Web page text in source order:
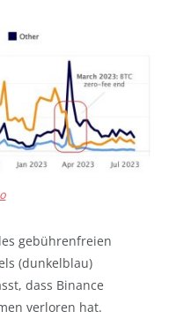
gebührenfreien
(dunkelblau)
dass Binance
verloren hat.